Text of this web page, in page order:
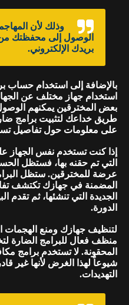
وذلك لأن
الوصول إلى محفظتك
بريدك الإلكتروني.
بالإضافة إلى استخدام حساب
استخدام جهاز مختلف عن
بعض المخترقين يمكنهم
طريق خداعك لتثبيت برامج
على معلومات حول تفاصيل
إذا كنت تستخدم نفس الجهاز
التي تم حقنه بها، فستظل
عرضة للمخترقين. ستظل
المضمنة في جهازك تكتشف
الجديدة التي تنشئها، ثم تقدم
الدورة.
لتنظيف جهازك ومنع الهجمات
منظف فعال للبرامج الضارة
المحقونة. لا تستخدم برامج
شيوعاً لهذا الغرض لأنها غير
التهديدات.